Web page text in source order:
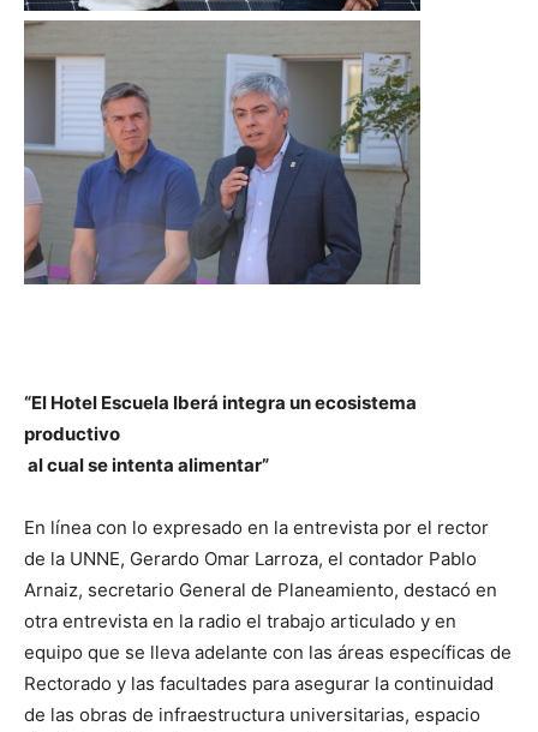
“El Hotel Escuela Iberá integra un ecosistema
productivo
al cual se intenta alimentar”
En línea con lo expresado en la entrevista por el rector
de la UNNE, Gerardo Omar Larroza, el contador Pablo
Arnaiz, secretario General de Planeamiento, destacó en
otra entrevista en la radio el trabajo articulado y en
equipo que se lleva adelante con las áreas específicas de
Rectorado y las facultades para asegurar la continuidad
de las obras de infraestructura universitarias, espacio